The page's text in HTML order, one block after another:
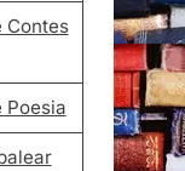
Contes
Poesia